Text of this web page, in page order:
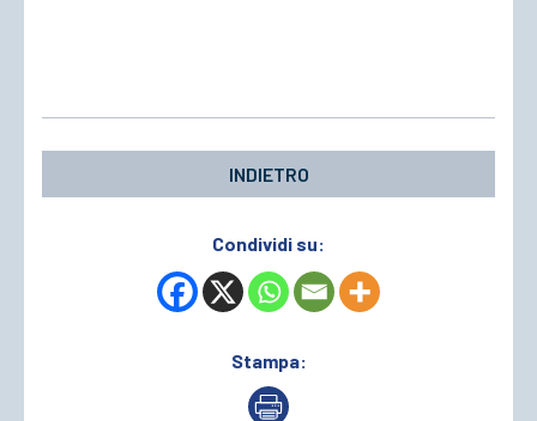
INDIETRO
Condividi su:
Stampa: